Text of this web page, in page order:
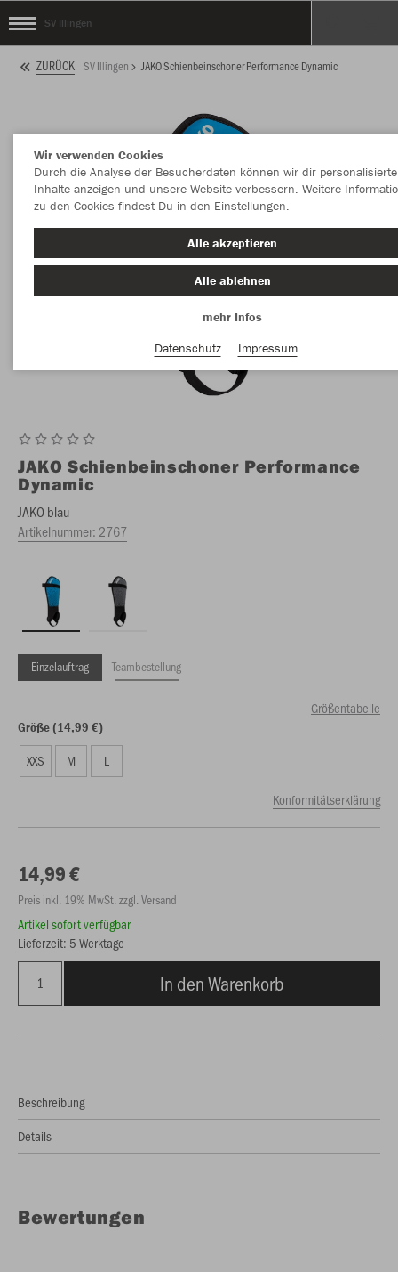
SV Illingen
ZURÜCK SV Illingen JAKO Schienbeinschoner Performance Dynamic
JAKO Schienbeinschoner Performance
Dynamic
JAKO blau
Artikelnummer: 2767
Einzelauftrag Teambestellung
Größentabelle
Größe (14,99 €)
XXS M L
Konformitätserklärung
14,99 €
Preis inkl. 19% MwSt. zzgl. Versand
Artikel sofort verfügbar
Lieferzeit: 5 Werktage
In den Warenkorb
Beschreibung
Details
Bewertungen
Wir verwenden Cookies
Durch die Analyse der Besucherdaten können wir dir personalisierte
Inhalte anzeigen und unsere Website verbessern. Weitere
zu den Cookies findest Du in den Einstellungen.
Alle akzeptieren
Alle ablehnen
mehr Infos
Datenschutz
Impressum